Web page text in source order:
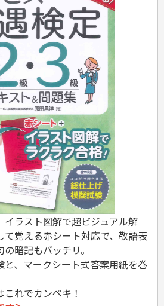
ップ
保険
ー プレステージ
イラスト図解で超ビジュアル解
て覚える赤シート対応で、敬語表
暗記もバッチリ。
、マークシート式答案用紙を巻
れでカンペキ！